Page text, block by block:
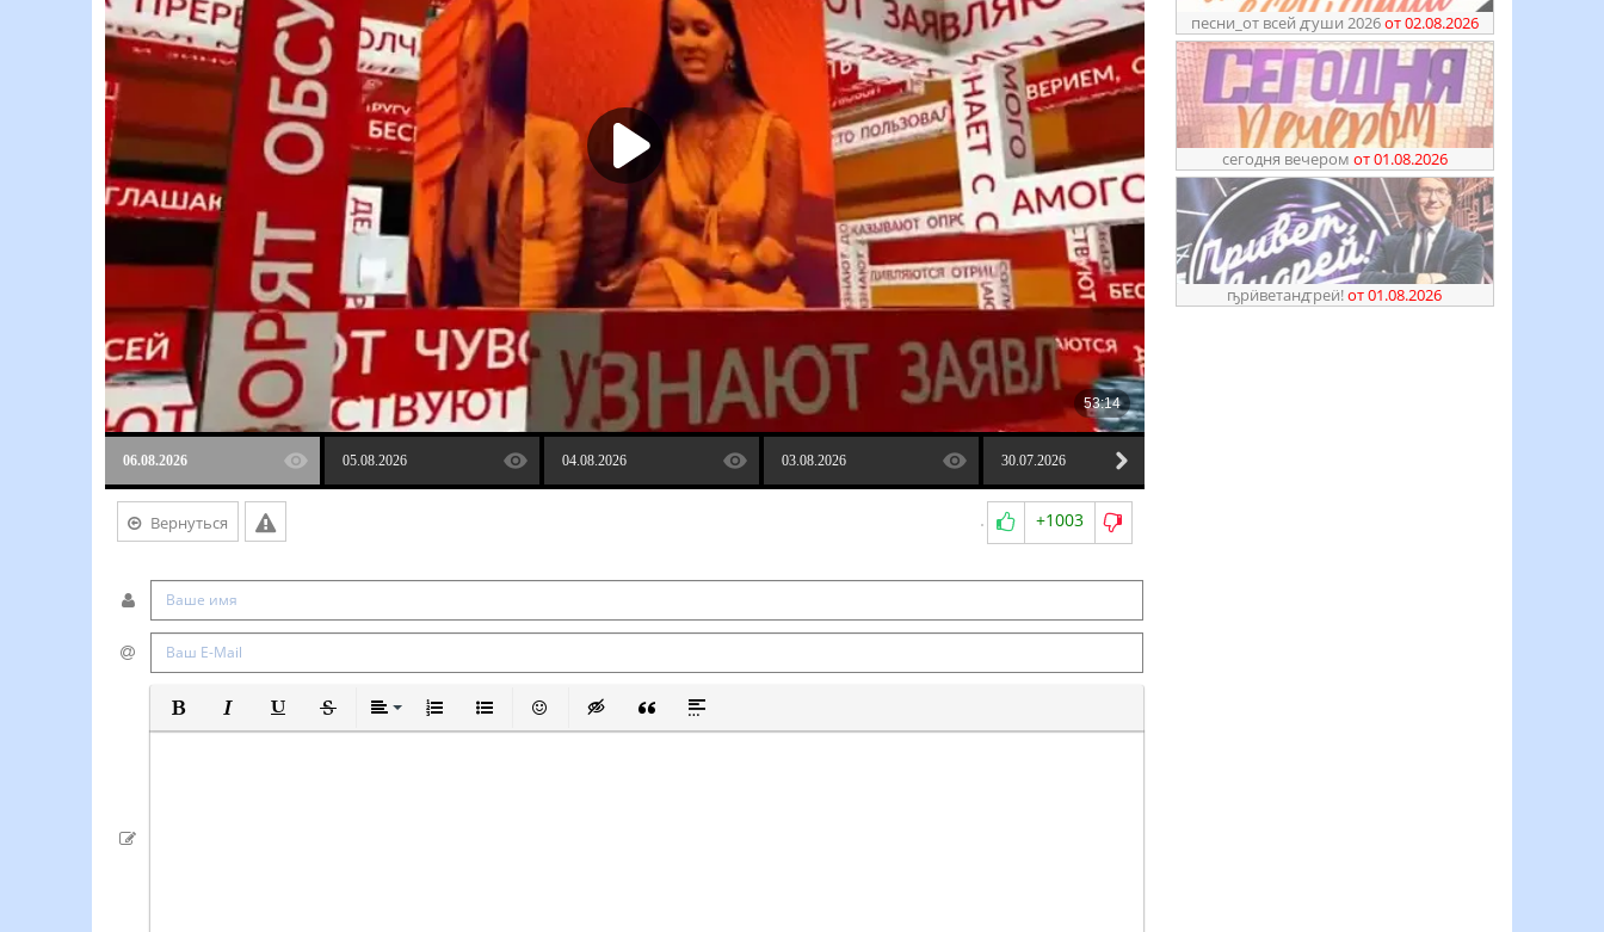
06.08.2026 05.08.2026 04.08.2026 03.08.2026 30.07.2026
Вернуться +1003
Полужирный
КурсивПодчеркнутый
ЗачеркнутыйВыравнивание
Нумерованный список
Маркированный список
Вставить смайлик
Вставка скрытого текста
Вставка цитаты
Вставка спойлера
песни_от всей ꙣуши 2026от 02.08.2026
сегодня вечером от 01.08.2026
ҧрӥветанꙣреӥ!от 01.08.2026